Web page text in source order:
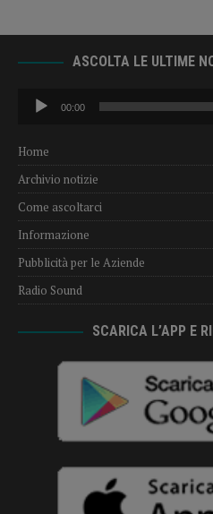
ASCOLTA LE ULTIME
Audio
Player
00:00
Home
Archivio notizie
Come ascoltarci
Informazione
Pubblicità per le Aziende
Radio Sound
SCARICA L’APP E